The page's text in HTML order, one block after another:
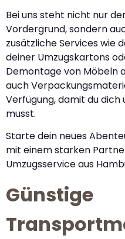
Bei uns steht nicht nur
Vordergrund, sondern
zusätzliche Services wie
deiner Umzugskartons
Demontage von Möbeln
auch
Verfügung, damit du
musst.
Starte dein neues
mit einem starken
Umzugsservice aus
Günstige